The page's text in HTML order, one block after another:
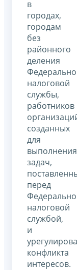
в
городах,
городам
без
районного
деления
налоговой
службы,
работников
созданных
для
выполнения
задач,
перед
налоговой
службой,
и
конфликта
интересов.